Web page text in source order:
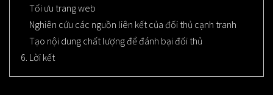
Tối ưu trang web
Nghiên cứu các nguồn liên kết của đối thủ cạnh tranh
Tạo nội dung chất lượng để đánh bại đối thủ
6. Lời kết